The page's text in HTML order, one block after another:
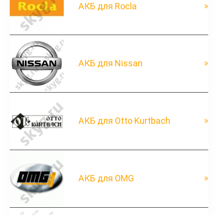
АКБ для Rocla
АКБ для Nissan
АКБ для Otto Kurtbach
АКБ для OMG